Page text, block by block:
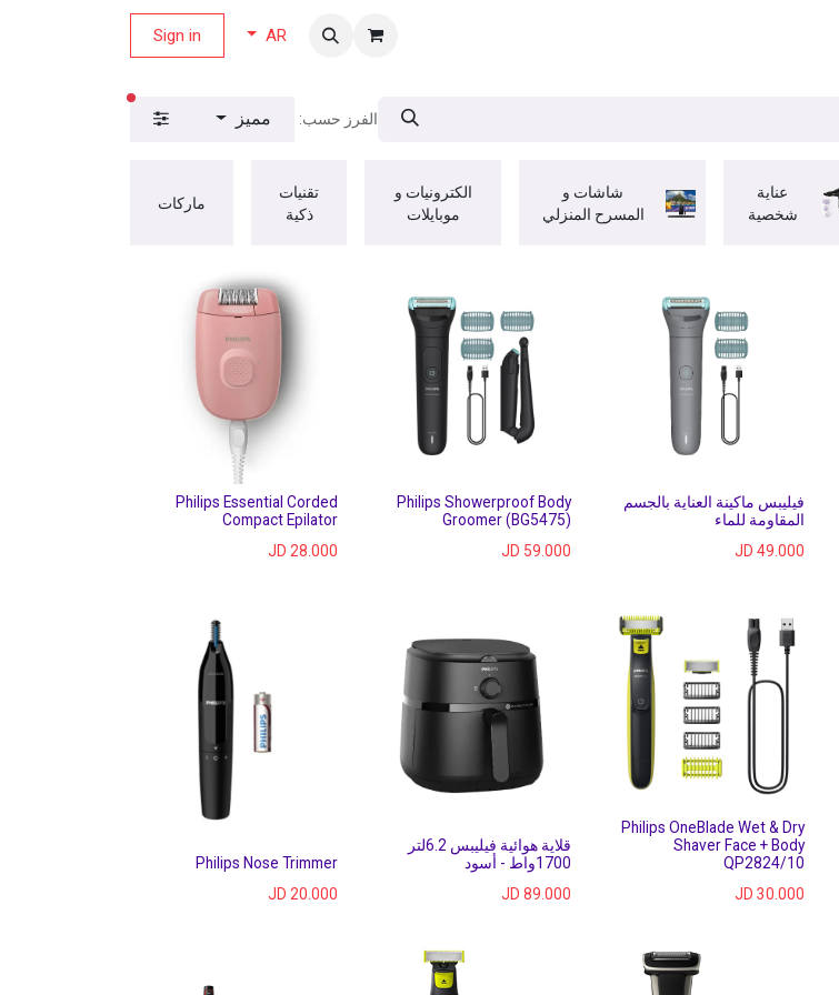
AR
Sign in
الفرز حسب: مميز عوامل التصفية
عناية
شخصية
شاشات و
المسرح المنزلي
الكترونيات و
موبايلات
تقنيات
ذكية
ماركات
فيليبس ماكينة العناية بالجسم
المقاومة للماء
49.000
Philips Showerproof Body
Groomer (BG5475)
59.000
Philips Essential Corded
Compact Epilator
28.000
Philips OneBlade Wet & Dry
Shaver Face + Body
QP2824/10
30.000
قلاية هوائية فيليبس 6.2لتر
1700واط - أسود
89.000
Philips Nose Trimmer
20.000